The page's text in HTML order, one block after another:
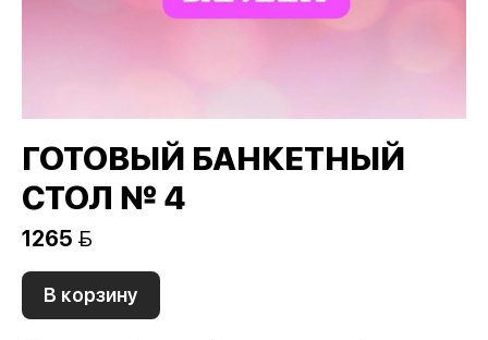
ГОТОВЫЙ БАНКЕТНЫЙ
СТОЛ № 4
1265 
В корзину